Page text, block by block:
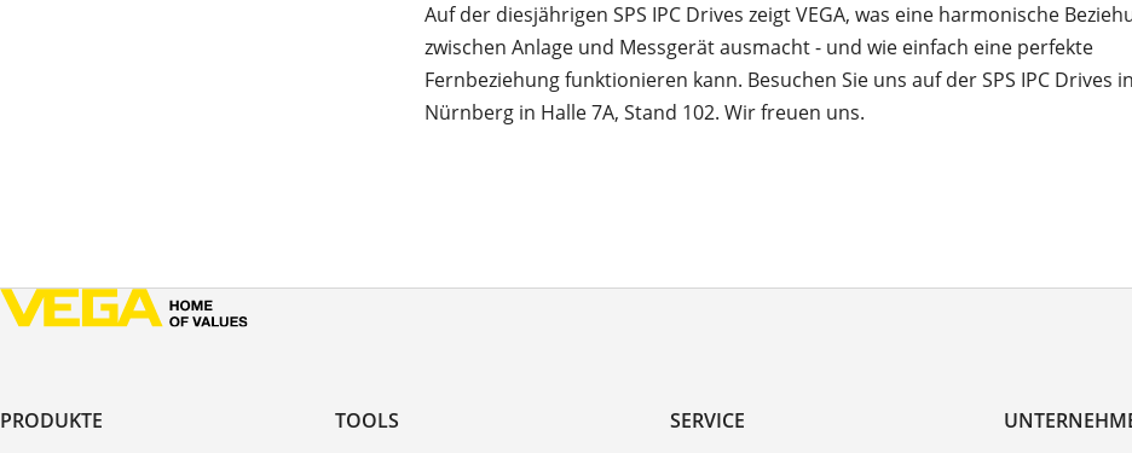
Auf der diesjährigen SPS IPC Drives zeigt VEGA, was eine harmonische
zwischen Anlage und Messgerät ausmacht - und wie einfach eine perfekte
Fernbeziehung funktionieren kann. Besuchen Sie uns auf der SPS IPC Drives in
Nürnberg in Halle 7A, Stand 102. Wir freuen uns.
PRODUKTE TOOLS SERVICE